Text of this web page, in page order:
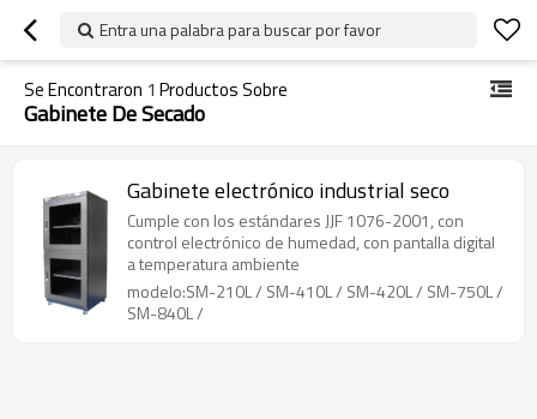
Entra una palabra para buscar por favor
Se Encontraron 1 Productos Sobre
Gabinete De Secado
Gabinete electrónico industrial seco
Cumple con los estándares JJF 1076-2001, con
control electrónico de humedad, con pantalla digital
a temperatura ambiente
modelo:SM-210L / SM-410L / SM-420L / SM-750L /
SM-840L /